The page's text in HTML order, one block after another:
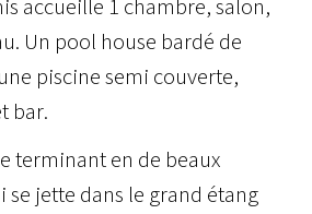
accueille 1 chambre, salon,
Un pool house bardé de
piscine semi couverte,
bar.
terminant en de beaux
se jette dans le grand étang